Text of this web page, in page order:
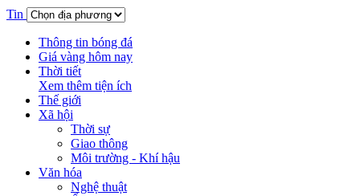
Tin
Thông tin bóng đá
Giá vàng hôm nay
Thời tiết
Xem thêm tiện ích
Thế giới
Xã hội
Thời sự
Giao thông
Môi trường - Khí hậu
Văn hóa
Nghệ thuật